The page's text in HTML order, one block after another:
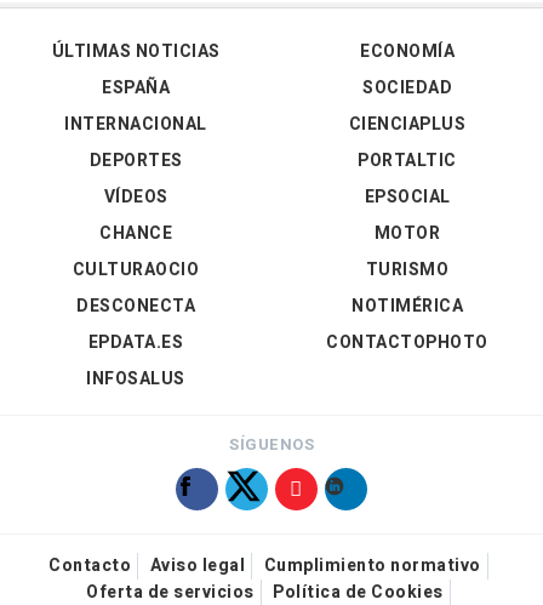
ÚLTIMAS NOTICIAS
ESPAÑA
INTERNACIONAL
DEPORTES
VÍDEOS
ECONOMÍA
SOCIEDAD
CIENCIAPLUS
PORTALTIC
EPSOCIAL
CHANCE
CULTURAOCIO
DESCONECTA
EPDATA.ES
INFOSALUS
MOTOR
TURISMO
NOTIMÉRICA
CONTACTOPHOTO
SÍGUENOS
Contacto Aviso legal
Cumplimiento normativo
Oferta de servicios
Política de Cookies